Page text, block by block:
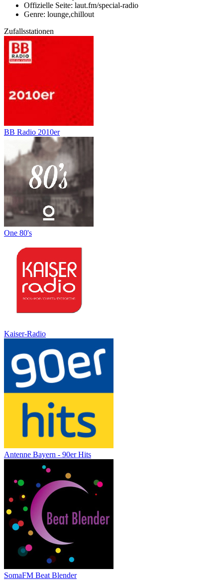
Offizielle Seite: laut.fm/special-radio
Genre: lounge,chillout
Zufallsstationen
BB Radio 2010er
One 80's
Kaiser-Radio
Antenne Bayern - 90er Hits
SomaFM Beat Blender